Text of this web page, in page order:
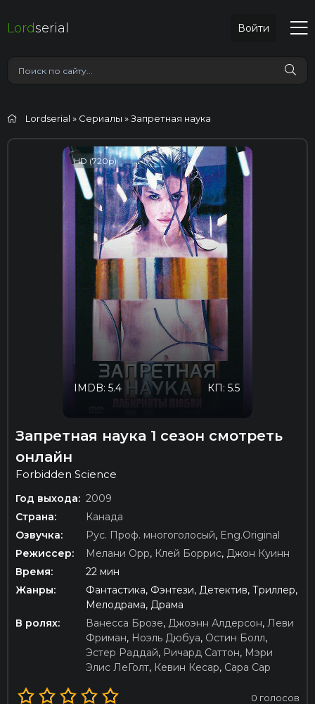
Lordserial Войти
Lordserial » Сериалы » Запретная наука
HD (720p)
КП: 5.5
IMDB: 5.4
Запретная наука 1 сезон смотреть
онлайн
Forbidden Science
Год выхода: 2009
Страна:
Канада
Озвучка:
Рус. Проф. многоголосый, Eng.Original
Режиссер:
Мелани Орр, Клей Боррис, Джон Куинн
Время:
22 мин
Жанры:
Фантастика, Фэнтези, Детектив, Триллер,
Мелодрама, Драма
В ролях:
Ванесса Брозе, Джоэнн Алдерсон, Леви
Фриман, Ноэль Дюбуа, Остин Болл,
Эстер Раддай, Ричард Саттон, Мэри
Элис ЛеГолт, Кевин Кесар, Сара Сар
0 голосов